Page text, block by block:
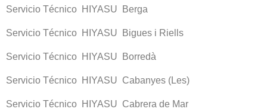
Servicio Técnico HIYASU Berga
Servicio Técnico HIYASU Bigues i Riells
Servicio Técnico HIYASU Borredà
Servicio Técnico HIYASU Cabanyes (Les)
Servicio Técnico HIYASU Cabrera de Mar